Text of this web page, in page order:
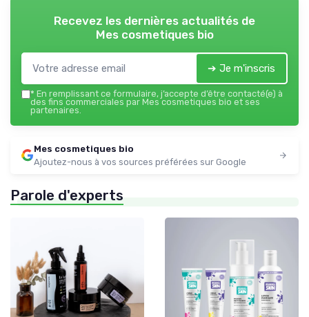
Recevez les dernières actualités de
Mes cosmetiques bio
➔ Je m'inscris
* En remplissant ce formulaire, j’accepte d’être contacté(e) à
des fins commerciales par Mes cosmetiques bio et ses
partenaires.
Mes cosmetiques bio
Ajoutez-nous à vos sources préférées sur Google
Parole d'experts